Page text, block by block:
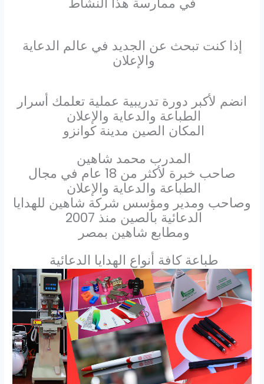
إذا كنت تبحث عن الجديد في عالم الدعاية
والإعلان
انضم لأكبر دورة تدريبية عملية تعلمك أسرار
الطباعة والدعاية والإعلان
المكان الصين مدينة كوانزو
المدرب محمد شاهين
صاحب خبرة لأكثر من 18 عام في مجال
الطباعة والدعاية والإعلان
وصاحب ومدير ومؤسس شركة شاهين للهدايا
الدعائية بالصين منذ 2007
ومطابع شاهين بمصر
طباعة كافة أنواع الهدايا الدعائية